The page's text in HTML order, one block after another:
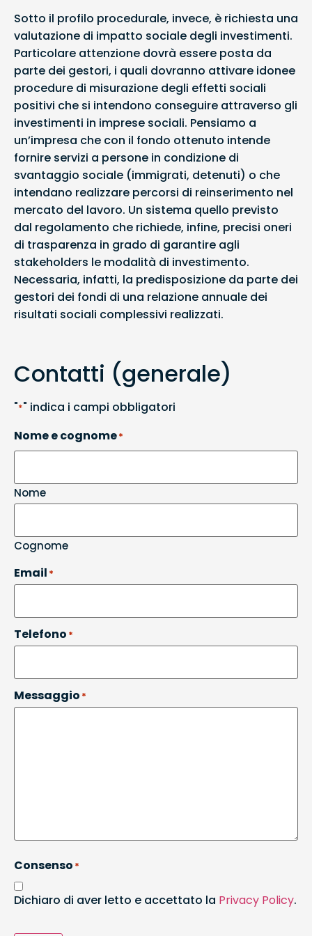
Sotto il profilo procedurale, invece, è richiesta una
valutazione di impatto sociale degli investimenti.
Particolare attenzione dovrà essere posta da
parte dei gestori, i quali dovranno attivare idonee
procedure di misurazione degli effetti sociali
positivi che si intendono conseguire attraverso gli
investimenti in imprese sociali. Pensiamo a
un’impresa che con il fondo ottenuto intende
fornire servizi a persone in condizione di
svantaggio sociale (immigrati, detenuti) o che
intendano realizzare percorsi di reinserimento nel
mercato del lavoro. Un sistema quello previsto
dal regolamento che richiede, infine, precisi oneri
di trasparenza in grado di garantire agli
stakeholders le modalità di investimento.
Necessaria, infatti, la predisposizione da parte dei
gestori dei fondi di una relazione annuale dei
risultati sociali complessivi realizzati.
Contatti (generale)
"*" indica i campi obbligatori
Nome e cognome*
Nome
Cognome
Email *
Telefono *
Messaggio *
Consenso *
Dichiaro di aver letto e accettato la Privacy Policy.